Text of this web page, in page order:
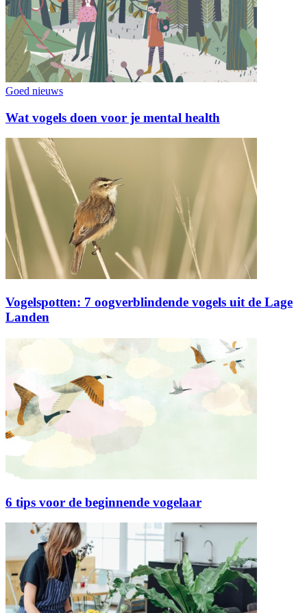
Goed nieuws
Wat vogels doen voor je mental health
Vogelspotten: 7 oogverblindende vogels uit de Lage
Landen
6 tips voor de beginnende vogelaar